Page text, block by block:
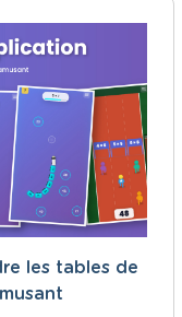
les tables de